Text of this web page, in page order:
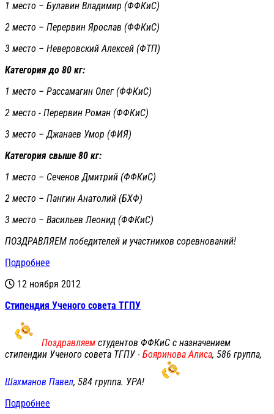
1 место – Булавин Владимир (ФФКиС)
2 место – Перервин Ярослав (ФФКиС)
3 место – Неверовский Алексей (ФТП)
Категория до 80 кг:
1 место – Рассамагин Олег (ФФКиС)
2 место - Перервин Роман (ФФКиС)
3 место – Джанаев Умор (ФИЯ)
Категория свыше 80 кг:
1 место – Сеченов Дмитрий (ФФКиС)
2 место – Пангин Анатолий (БХФ)
3 место – Васильев Леонид (ФФКиС)
ПОЗДРАВЛЯЕМ победителей и участников соревнований!
Подробнее
12 ноября 2012
Стипендия Ученого совета ТГПУ
Поздравляем студентов ФФКиС с назначением
стипендии Ученого совета ТГПУ - Бояринова Алиса, 586 группа,
Шахманов Павел, 584 группа. УРА!
Подробнее